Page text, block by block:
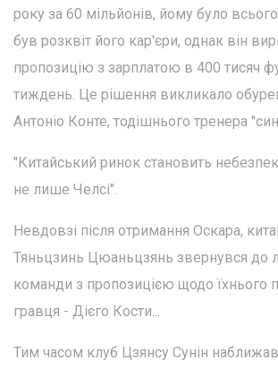
року за 60 мільйонів, йому було
був розквіт його кар'єри, однак він
пропозицію з зарплатою в 400 тисяч
тиждень. Це рішення викликало
Антоніо Конте, тодішнього тренера
"Китайський ринок становить
не лише Челсі".
Невдовзі після отримання Оскара,
Тяньцзинь Цюаньцзянь звернувся до
команди з пропозицією щодо їхнього
гравця - Дієго Кости...
Тим часом клуб Цзянсу Сунін